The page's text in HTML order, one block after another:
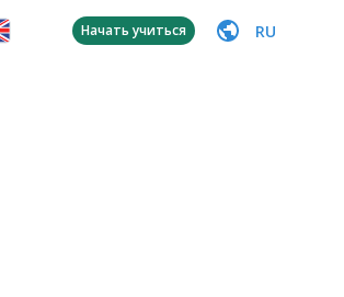
Начать учиться RU